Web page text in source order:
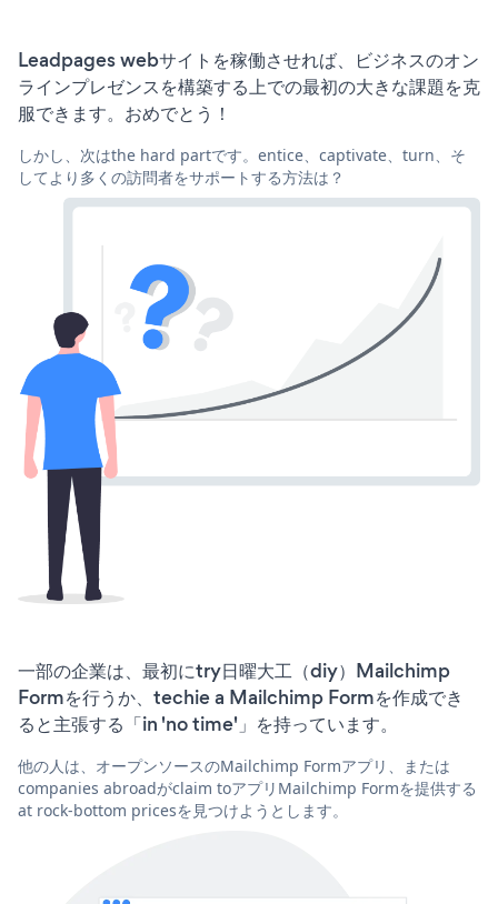
Leadpages webサイトを稼働させれば、ビジネスのオン
ラインプレゼンスを構築する上での最初の大きな課題を克
服できます。おめでとう！
しかし、次はthe hard partです。entice、captivate、turn、そ
してより多くの訪問者をサポートする方法は？
一部の企業は、最初にtry日曜大工（diy）Mailchimp
Formを行うか、techie a Mailchimp Formを作成でき
ると主張する「in 'no time'」を持っています。
他の人は、オープンソースのMailchimp Formアプリ、または
companies abroadがclaim toアプリMailchimp Formを提供する
at rock-bottom pricesを見つけようとします。